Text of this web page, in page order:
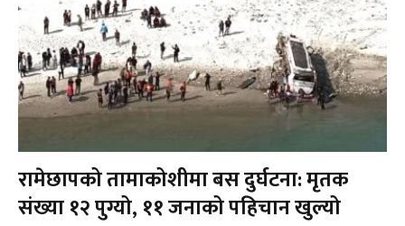
रामेछापको तामाकोशीमा बस दुर्घटना: मृतक
संख्या १२ पुग्यो, ११ जनाको पहिचान खुल्यो